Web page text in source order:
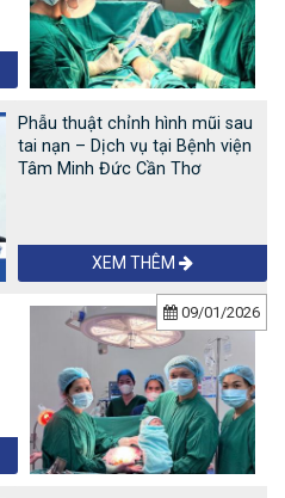
Phẫu thuật chỉnh hình mũi sau
tai nạn – Dịch vụ tại Bệnh viện
Tâm Minh Đức Cần Thơ
XEM THÊM
09/01/2026